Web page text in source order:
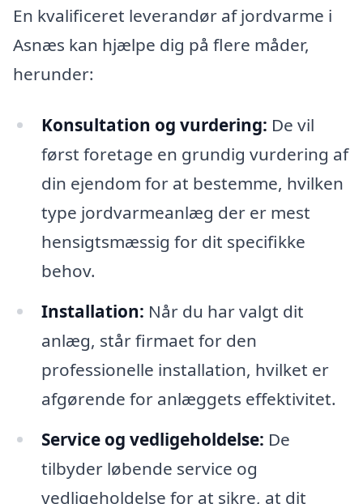
En kvalificeret leverandør af jordvarme i
Asnæs kan hjælpe dig på flere måder,
herunder:
Konsultation og vurdering: De vil
først foretage en grundig vurdering af
din ejendom for at bestemme, hvilken
type jordvarmeanlæg der er mest
hensigtsmæssig for dit specifikke
behov.
Installation: Når du har valgt dit
anlæg, står firmaet for den
professionelle installation, hvilket er
afgørende for anlæggets effektivitet.
Service og vedligeholdelse: De
tilbyder løbende service og
vedligeholdelse for at sikre, at dit